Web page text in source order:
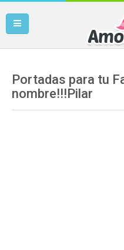
Portadas para tu
nombre!!!Pilar